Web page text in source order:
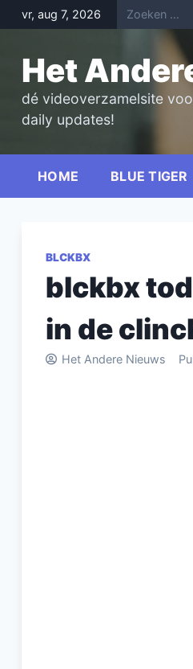
Skip
to
vr, aug 7, 2026
Het
dé videoverzamelsite
daily updates!
HOME BLUE TIGER
BLCKBX
blckbx
in de
Het Andere Nieuws